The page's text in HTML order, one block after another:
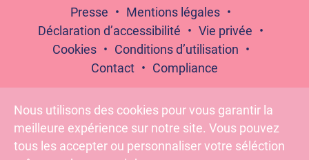
Presse
Mentions légales
Déclaration d’accessibilité
Vie privée
Cookies
Conditions d’utilisation
Contact
Compliance
Suivez-nous :
Nous utilisons des cookies pour vous garantir la
meilleure expérience sur notre site. Vous pouvez
tous les accepter ou personnaliser votre séléction